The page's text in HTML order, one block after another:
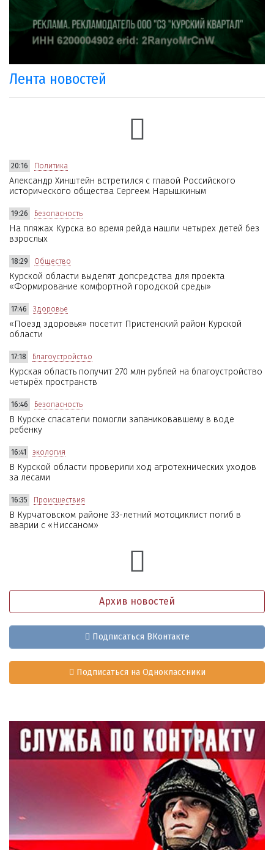
Лента новостей
20:16 Политика
Александр Хинштейн встретился с главой Российского
исторического общества Сергеем Нарышкиным
19:26 Безопасность
На пляжах Курска во время рейда нашли четырех детей без
взрослых
18:29 Общество
Курской области выделят допсредства для проекта
«Формирование комфортной городской среды»
17:46 Здоровье
«Поезд здоровья» посетит Пристенский район Курской
области
17:18 Благоустройство
Курская область получит 270 млн рублей на благоустройство
четырёх пространств
16:46 Безопасность
В Курске спасатели помогли запаниковавшему в воде
ребенку
16:41 экология
В Курской области проверили ход агротехнических уходов
за лесами
16:35 Происшествия
В Курчатовском районе 33-летний мотоциклист погиб в
аварии с «Ниссаном»
Архив новостей
Подписаться ВКонтакте
Подписаться на Одноклассники